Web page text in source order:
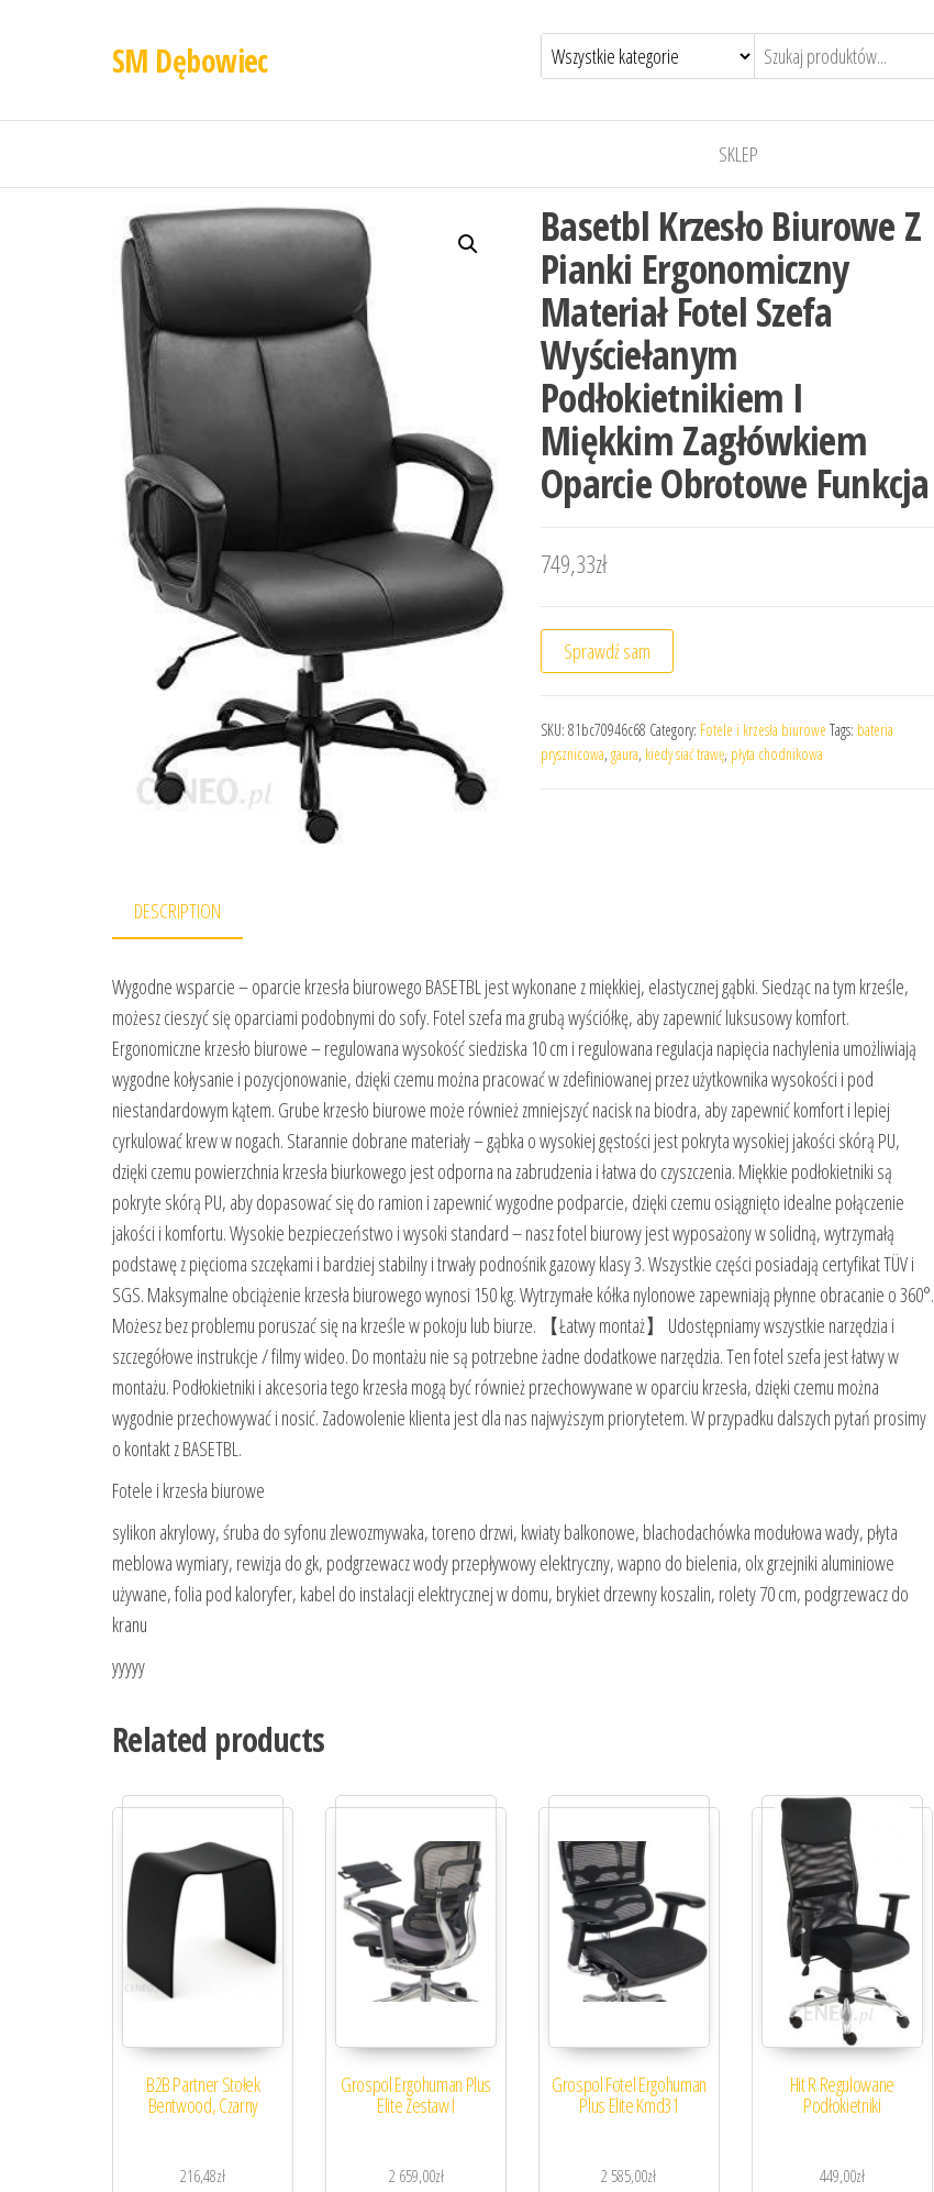
SM Dębowiec
SKLEP
Basetbl Krzesło Biurowe Z
Pianki Ergonomiczny
Materiał Fotel Szefa
Wyściełanym
Podłokietnikiem I
Miękkim Zagłówkiem
Oparcie Obrotowe Funkcja
749,33zł
Sprawdź sam
SKU: 81bc70946c68 Category: Fotele i krzesła biurowe Tags: bateria
prysznicowa, gaura, kiedy siać trawę, płyta chodnikowa
DESCRIPTION
Wygodne wsparcie – oparcie krzesła biurowego BASETBL jest wykonane z miękkiej, elastycznej gąbki. Siedząc na tym krześle,
możesz cieszyć się oparciami podobnymi do sofy. Fotel szefa ma grubą wyściółkę, aby zapewnić luksusowy komfort.
Ergonomiczne krzesło biurowe – regulowana wysokość siedziska 10 cm i regulowana regulacja napięcia nachylenia umożliwiają
wygodne kołysanie i pozycjonowanie, dzięki czemu można pracować w zdefiniowanej przez użytkownika wysokości i pod
niestandardowym kątem. Grube krzesło biurowe może również zmniejszyć nacisk na biodra, aby zapewnić komfort i lepiej
cyrkulować krew w nogach. Starannie dobrane materiały – gąbka o wysokiej gęstości jest pokryta wysokiej jakości skórą PU,
dzięki czemu powierzchnia krzesła biurkowego jest odporna na zabrudzenia i łatwa do czyszczenia. Miękkie podłokietniki są
pokryte skórą PU, aby dopasować się do ramion i zapewnić wygodne podparcie, dzięki czemu osiągnięto idealne połączenie
jakości i komfortu. Wysokie bezpieczeństwo i wysoki standard – nasz fotel biurowy jest wyposażony w solidną, wytrzymałą
podstawę z pięcioma szczękami i bardziej stabilny i trwały podnośnik gazowy klasy 3. Wszystkie części posiadają certyfikat TÜV i
SGS. Maksymalne obciążenie krzesła biurowego wynosi 150 kg. Wytrzymałe kółka nylonowe zapewniają płynne obracanie o 360°.
Możesz bez problemu poruszać się na krześle w pokoju lub biurze. 【Łatwy montaż】 Udostępniamy wszystkie narzędzia i
szczegółowe instrukcje / filmy wideo. Do montażu nie są potrzebne żadne dodatkowe narzędzia. Ten fotel szefa jest łatwy w
montażu. Podłokietniki i akcesoria tego krzesła mogą być również przechowywane w oparciu krzesła, dzięki czemu można
wygodnie przechowywać i nosić. Zadowolenie klienta jest dla nas najwyższym priorytetem. W przypadku dalszych pytań prosimy
o kontakt z BASETBL.
Fotele i krzesła biurowe
sylikon akrylowy, śruba do syfonu zlewozmywaka, toreno drzwi, kwiaty balkonowe, blachodachówka modułowa wady, płyta
meblowa wymiary, rewizja do gk, podgrzewacz wody przepływowy elektryczny, wapno do bielenia, olx grzejniki aluminiowe
używane, folia pod kaloryfer, kabel do instalacji elektrycznej w domu, brykiet drzewny koszalin, rolety 70 cm, podgrzewacz do
kranu
yyyyy
Related products
B2B Partner Stołek
Bentwood, Czarny
216,48zł
Grospol Ergohuman Plus
Elite Zestaw I
2 659,00zł
Grospol Fotel Ergohuman
Plus Elite Kmd31
2 585,00zł
Hit R Regulowane
Podłokietniki
449,00zł